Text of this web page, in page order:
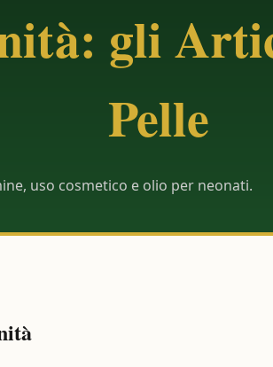
gli
Pelle
uso cosmetico e olio per neonati.